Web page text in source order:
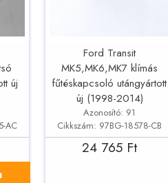
új
AC
Ford Transit
MK5,MK6,MK7 klímás
fűtéskapcsoló utángyártott
új (1998-2014)
Azonosító: 91
Cikkszám: 97BG-18578-CB
24 765 Ft